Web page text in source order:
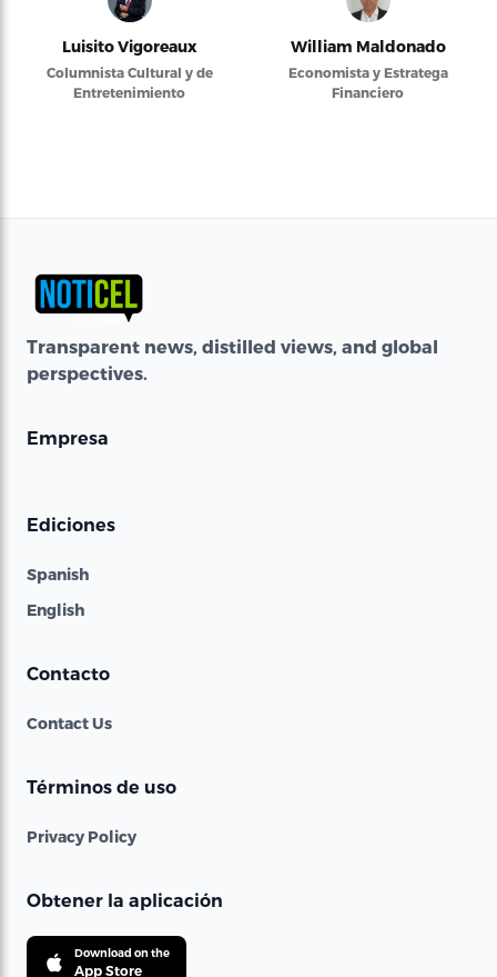
Luisito Vigoreaux
Columnista Cultural y de
Entretenimiento
William Maldonado
Economista y Estratega
Financiero
Transparent news, distilled views, and global
perspectives.
Empresa
Ediciones
Spanish
English
Contacto
Contact Us
Términos de uso
Privacy Policy
Obtener la aplicación
Download on the
App Store